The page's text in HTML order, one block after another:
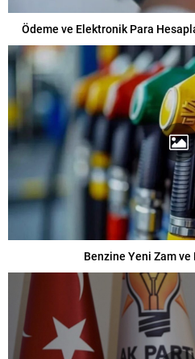
Ödeme ve Elektronik Para
Benzine Yeni Zam